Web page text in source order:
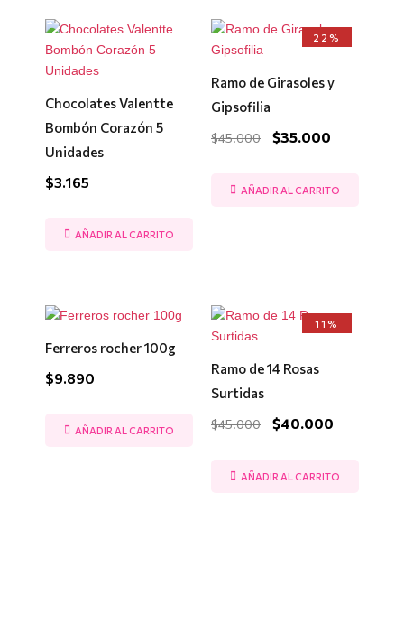
Chocolates Valentte
Bombón Corazón 5
Unidades
$3.165
AÑADIR AL CARRITO
22%
Ramo de Girasoles y
Gipsofilia
$45.000
El
precio
era:
$35.000
El
precio
es:
AÑADIR AL CARRITO
Ferreros rocher 100g
$9.890
AÑADIR AL CARRITO
11%
Ramo de 14 Rosas
Surtidas
$45.000
El
precio
era:
$40.000
El
precio
AÑADIR AL CARRITO